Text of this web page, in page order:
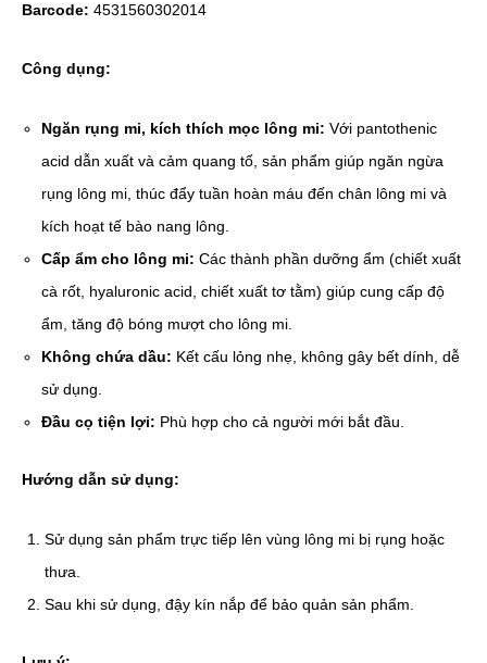
Barcode: 4531560302014
Công dụng:
Ngăn rụng mi, kích thích mọc lông mi: Với pantothenic
acid dẫn xuất và cảm quang tố, sản phẩm giúp ngăn ngừa
rụng lông mi, thúc đẩy tuần hoàn máu đến chân lông mi và
kích hoạt tế bào nang lông.
Cấp ẩm cho lông mi: Các thành phần dưỡng ẩm (chiết xuất
cà rốt, hyaluronic acid, chiết xuất tơ tằm) giúp cung cấp độ
ẩm, tăng độ bóng mượt cho lông mi.
Không chứa dầu: Kết cấu lỏng nhẹ, không gây bết dính, dễ
sử dụng.
Đầu cọ tiện lợi: Phù hợp cho cả người mới bắt đầu.
Hướng dẫn sử dụng:
Sử dụng sản phẩm trực tiếp lên vùng lông mi bị rụng hoặc
thưa.
Sau khi sử dụng, đậy kín nắp để bảo quản sản phẩm.